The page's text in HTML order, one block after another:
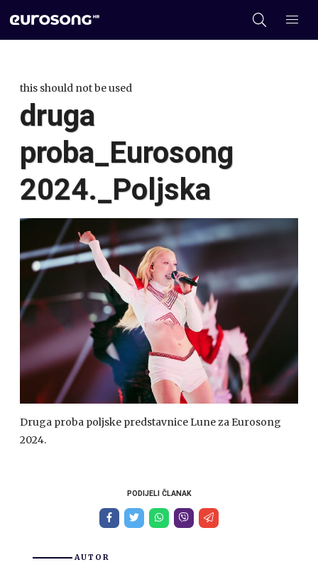
this should not be used
druga
proba_Eurosong
2024._Poljska
Druga proba poljske predstavnice Lune za Eurosong
2024.
PODIJELI ČLANAK
AUTOR